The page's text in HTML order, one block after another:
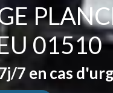
01510
7 en cas